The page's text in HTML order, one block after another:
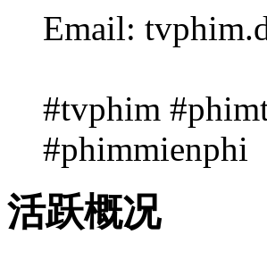
Email:
#tvphim
#phimmienphi
活跃概况